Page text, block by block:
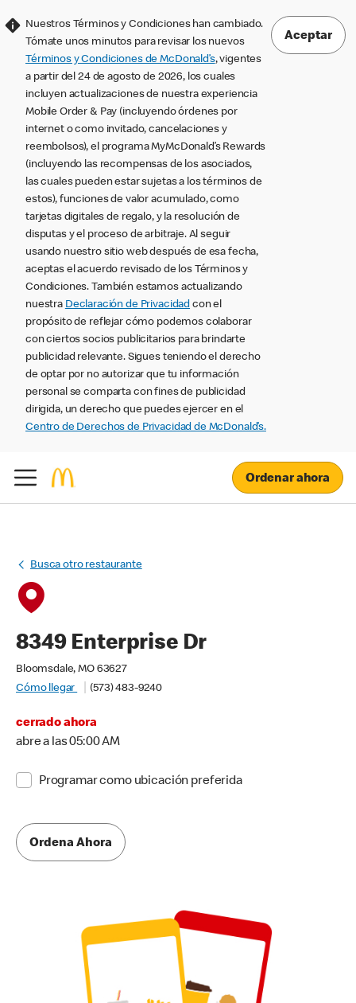
Nuestros Términos y Condiciones han cambiado.
Tómate unos minutos para revisar los nuevos
Términos y Condiciones de McDonald’s, vigentes
a partir del 24 de agosto de 2026, los cuales
incluyen actualizaciones de nuestra experiencia
Mobile Order & Pay (incluyendo órdenes por
internet o como invitado, cancelaciones y
reembolsos), el programa MyMcDonald’s Rewards
(incluyendo las recompensas de los asociados,
las cuales pueden estar sujetas a los términos de
estos), funciones de valor acumulado, como
tarjetas digitales de regalo, y la resolución de
disputas y el proceso de arbitraje. Al seguir
usando nuestro sitio web después de esa fecha,
aceptas el acuerdo revisado de los Términos y
Condiciones. También estamos actualizando
nuestra Declaración de Privacidad con el
propósito de reflejar cómo podemos colaborar
con ciertos socios publicitarios para brindarte
publicidad relevante. Sigues teniendo el derecho
de optar por no autorizar que tu información
personal se comparta con fines de publicidad
dirigida, un derecho que puedes ejercer en el
Centro de Derechos de Privacidad de McDonald’s.
Aceptar
Ordenar ahora
Busca otro restaurante
8349 Enterprise Dr
Bloomsdale, MO 63627
Cómo llegar
(573) 483-9240
cerrado ahora
abre a las 05:00 AM
Programar como ubicación preferida
Ordena Ahora